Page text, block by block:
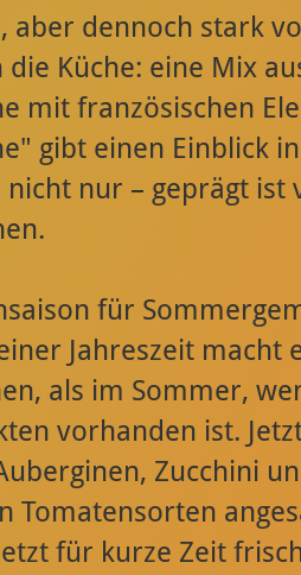
, aber dennoch stark
die Küche: eine Mix
mit französischen
gibt einen Einblick
nicht nur – geprägt ist
für
Jahreszeit macht
als im Sommer,
vorhanden ist.
Zucchini
Tomatensorten
für kurze Zeit